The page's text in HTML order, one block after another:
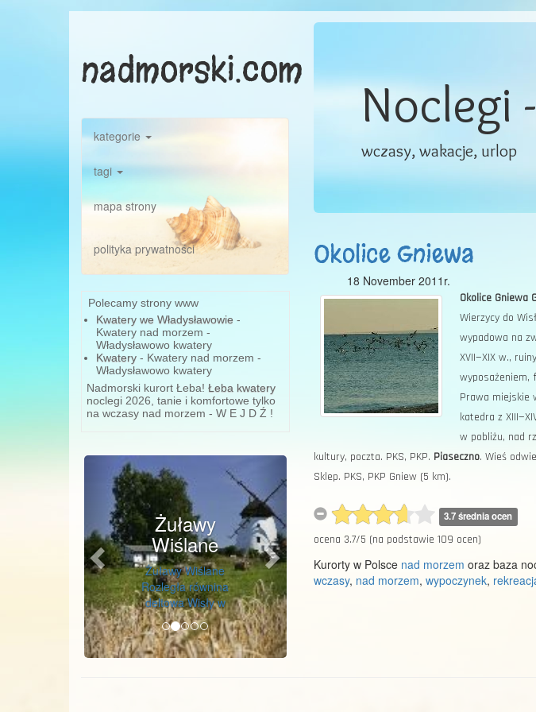
nadmorski.com
kategorie
tagi
mapa strony
polityka prywatności
Polecamy strony www
Kwatery we Władysławowie -
Kwatery nad morzem -
Władysławowo kwatery
Kwatery - Kwatery nad morzem -
Władysławowo kwatery
Nadmorski kurort Łeba! Łeba kwatery
noclegi 2026, tanie i komfortowe tylko
na wczasy nad morzem - W E J D Ź !
Żuławy
Wiślane
Żuławy Wiślane
Rozległa równina
deltowa Wisły w
Previous Next
Noclegi
wczasy, wakacje, urlop
Okolice Gniewa
18 November 2011r.
Okolice Gniewa
Wierzycy do
wypadowa na
XVII—XIX w.,
wyposażeniem,
Prawa miejskie
katedra z
w pobliżu, nad
kultury, poczta. PKS, PKP. Piaseczno. Wieś
Sklep. PKS, PKP Gniew (5 km).
3.7 średnia ocen
ocena 3.7/5 (na podstawie 109 ocen)
Kurorty w Polsce nad morzem oraz baza
wczasy, nad morzem, wypoczynek,